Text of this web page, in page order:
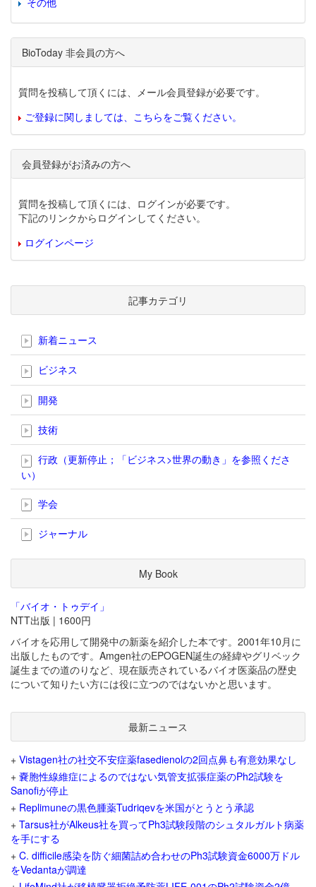
BioToday 非会員の方へ
質問を投稿して頂くには、メール会員登録が必要です。
ご登録に関しましては、こちらをご覧ください。
会員登録がお済みの方へ
質問を投稿して頂くには、ログインが必要です。
下記のリンクからログインしてください。
ログインページ
記事カテゴリ
新着ニュース
ビジネス
開発
技術
行政（更新停止；「ビジネス>世界の動き」を参照くださ
い）
学会
ジャーナル
My Book
「バイオ・トゥデイ」
NTT出版 | 1600円
バイオを応用して開発中の新薬を紹介した本です。2001年10月に
出版したものです。Amgen社のEPOGEN誕生の経緯やグリベック
誕生までの道のりなど、現在販売されているバイオ医薬品の歴史
について知りたい方には役に立つのではないかと思います。
最新ニュース
+ Vistagen社の社交不安症薬fasedienolの2回点鼻も有意効果なし
+ 嚢胞性線維症によるのではない気管支拡張症薬のPh2試験を
Sanofiが停止
+ Replimuneの黒色腫薬Tudriqevを米国がとうとう承認
+ Tarsus社がAlkeus社を買ってPh3試験段階のシュタルガルト病薬
を手にする
+ C. difficile感染を防ぐ細菌詰め合わせのPh3試験資金6000万ドル
をVedantaが調達